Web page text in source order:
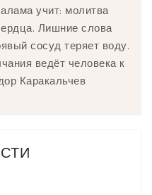
учит: молитва
Лишние слова
сосуд теряет воду.
ведёт человека к
Каракальчев